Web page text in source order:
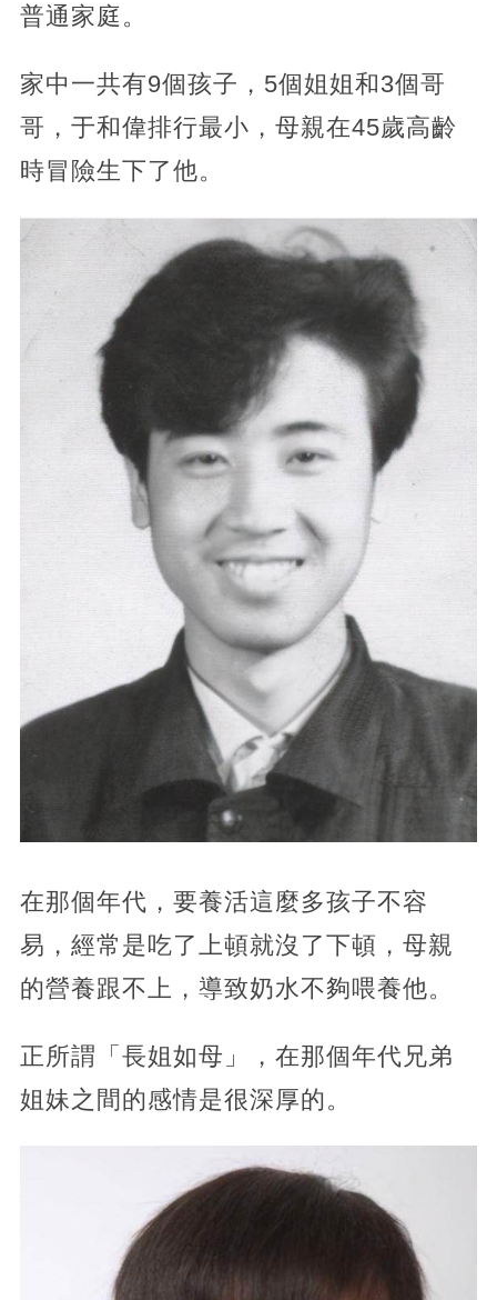
普通家庭。
家中一共有9個孩子，5個姐姐和3個哥
哥，于和偉排行最小，母親在45歲高齡
時冒險生下了他。
在那個年代，要養活這麼多孩子不容
易，經常是吃了上頓就沒了下頓，母親
的營養跟不上，導致奶水不夠喂養他。
正所謂「長姐如母」，在那個年代兄弟
姐妹之間的感情是很深厚的。